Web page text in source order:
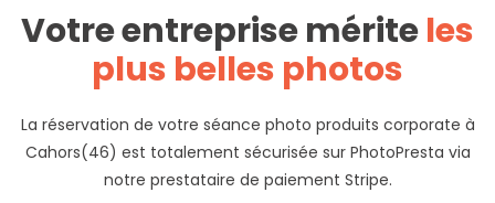
Votre entreprise mériteles
plus belles photos
La réservation de votre séance photo produits corporate à
Cahors(46) est totalement sécurisée sur PhotoPresta via
notre prestataire de paiement Stripe.